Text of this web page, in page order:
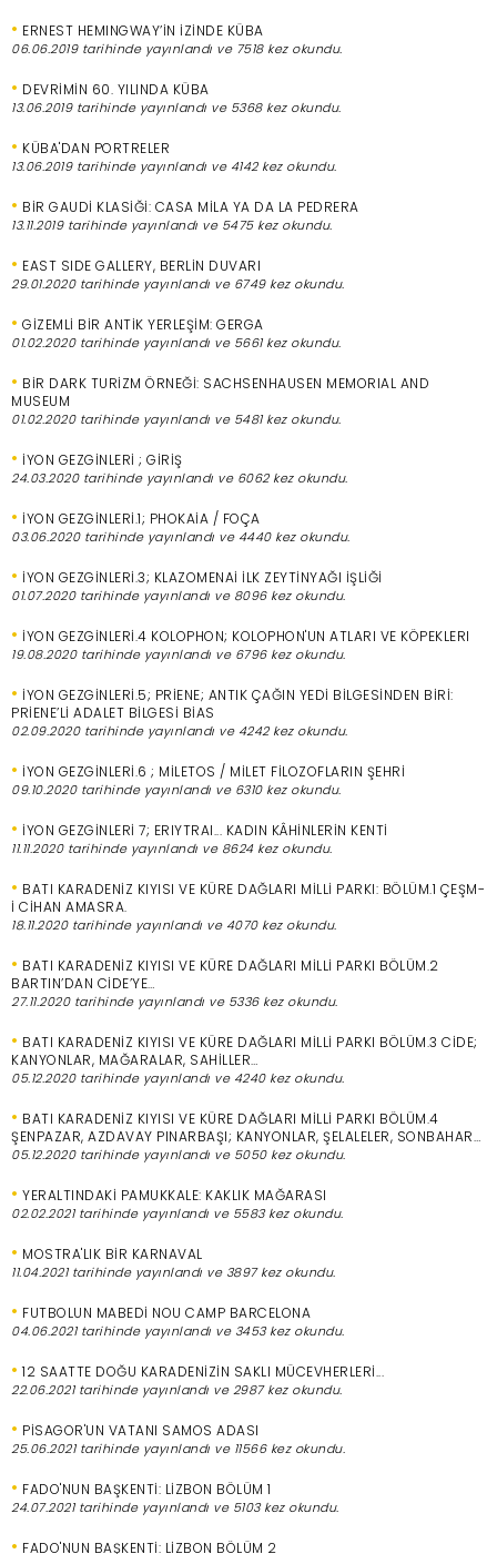
• ERNEST HEMINGWAY’İN İZİNDE KÜBA
06.06.2019 tarihinde yayınlandı ve 7518 kez okundu.
• DEVRİMİN 60. YILINDA KÜBA
13.06.2019 tarihinde yayınlandı ve 5368 kez okundu.
• KÜBA'DAN PORTRELER
13.06.2019 tarihinde yayınlandı ve 4142 kez okundu.
• BİR GAUDİ KLASİĞİ: CASA MİLA YA DA LA PEDRERA
13.11.2019 tarihinde yayınlandı ve 5475 kez okundu.
• EAST SIDE GALLERY, BERLİN DUVARI
29.01.2020 tarihinde yayınlandı ve 6749 kez okundu.
• GİZEMLİ BİR ANTİK YERLEŞİM: GERGA
01.02.2020 tarihinde yayınlandı ve 5661 kez okundu.
• BİR DARK TURİZM ÖRNEĞİ: SACHSENHAUSEN MEMORIAL AND
MUSEUM
01.02.2020 tarihinde yayınlandı ve 5481 kez okundu.
• İYON GEZGİNLERİ ; GİRİŞ
24.03.2020 tarihinde yayınlandı ve 6062 kez okundu.
• İYON GEZGİNLERİ.1; PHOKAİA / FOÇA
03.06.2020 tarihinde yayınlandı ve 4440 kez okundu.
• İYON GEZGİNLERİ.3; KLAZOMENAİ İLK ZEYTİNYAĞI İŞLİĞİ
01.07.2020 tarihinde yayınlandı ve 8096 kez okundu.
• İYON GEZGİNLERİ.4 KOLOPHON; KOLOPHON'UN ATLARI VE KÖPEKLERI
19.08.2020 tarihinde yayınlandı ve 6796 kez okundu.
• İYON GEZGİNLERİ.5; PRİENE; ANTIK ÇAĞIN YEDİ BİLGESİNDEN BİRİ:
PRİENE’Lİ ADALET BİLGESİ BİAS
02.09.2020 tarihinde yayınlandı ve 4242 kez okundu.
• İYON GEZGİNLERİ.6 ; MİLETOS / MİLET FİLOZOFLARIN ŞEHRİ
09.10.2020 tarihinde yayınlandı ve 6310 kez okundu.
• İYON GEZGİNLERİ 7; ERIYTRAI... KADIN KÂHİNLERİN KENTİ
11.11.2020 tarihinde yayınlandı ve 8624 kez okundu.
• BATI KARADENİZ KIYISI VE KÜRE DAĞLARI MİLLİ PARKI: BÖLÜM.1 ÇEŞM-
İ CİHAN AMASRA.
18.11.2020 tarihinde yayınlandı ve 4070 kez okundu.
• BATI KARADENİZ KIYISI VE KÜRE DAĞLARI MİLLİ PARKI BÖLÜM.2
BARTIN’DAN CİDE’YE…
27.11.2020 tarihinde yayınlandı ve 5336 kez okundu.
• BATI KARADENİZ KIYISI VE KÜRE DAĞLARI MİLLİ PARKI BÖLÜM.3 CİDE;
KANYONLAR, MAĞARALAR, SAHİLLER…
05.12.2020 tarihinde yayınlandı ve 4240 kez okundu.
• BATI KARADENİZ KIYISI VE KÜRE DAĞLARI MİLLİ PARKI BÖLÜM.4
ŞENPAZAR, AZDAVAY PINARBAŞI; KANYONLAR, ŞELALELER, SONBAHAR…
05.12.2020 tarihinde yayınlandı ve 5050 kez okundu.
• YERALTINDAKİ PAMUKKALE: KAKLIK MAĞARASI
02.02.2021 tarihinde yayınlandı ve 5583 kez okundu.
• MOSTRA'LIK BİR KARNAVAL
11.04.2021 tarihinde yayınlandı ve 3897 kez okundu.
• FUTBOLUN MABEDİ NOU CAMP BARCELONA
04.06.2021 tarihinde yayınlandı ve 3453 kez okundu.
• 12 SAATTE DOĞU KARADENİZİN SAKLI MÜCEVHERLERİ...
22.06.2021 tarihinde yayınlandı ve 2987 kez okundu.
• PİSAGOR'UN VATANI SAMOS ADASI
25.06.2021 tarihinde yayınlandı ve 11566 kez okundu.
• FADO'NUN BAŞKENTİ: LİZBON BÖLÜM 1
24.07.2021 tarihinde yayınlandı ve 5103 kez okundu.
• FADO'NUN BAŞKENTİ: LİZBON BÖLÜM 2